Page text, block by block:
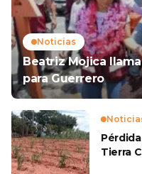
Noticias
Beatriz Mojica
para Guerrero
Tierra